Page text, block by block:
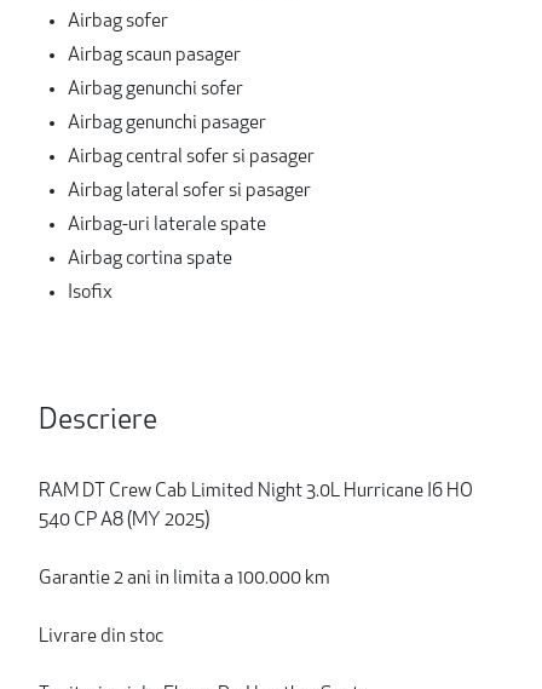
Airbag sofer
Airbag scaun pasager
Airbag genunchi sofer
Airbag genunchi pasager
Airbag central sofer si pasager
Airbag lateral sofer si pasager
Airbag-uri laterale spate
Airbag cortina spate
Isofix
Descriere
RAM DT Crew Cab Limited Night 3.0L Hurricane I6 HO
540 CP A8 (MY 2025)
Garantie 2 ani in limita a 100.000 km
Livrare din stoc